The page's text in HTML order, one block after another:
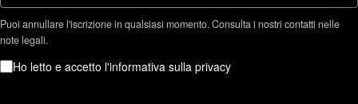
Puoi annullare l'iscrizione in qualsiasi momento. Consulta i nostri contatti nelle
note legali.
Ho letto e accetto l'informativa sulla privacy